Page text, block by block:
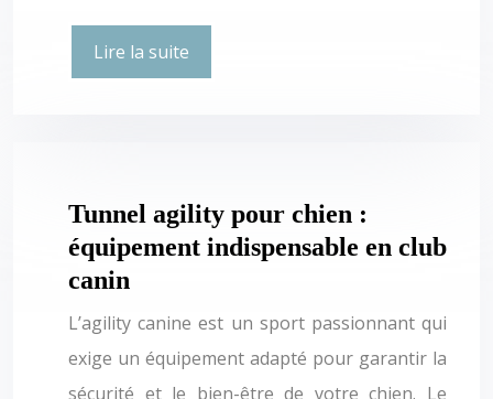
Lire la suite
Tunnel agility pour chien :
équipement indispensable en club
canin
L’agility canine est un sport passionnant qui
exige un équipement adapté pour garantir la
sécurité et le bien-être de votre chien. Le